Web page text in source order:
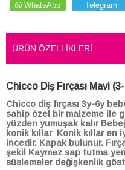
WhatsApp Telegram
ÜRÜN ÖZELLIKLERI
Chicco Diş Fırçası Mavi
Chicco diş fırçası 3y-6y
sahip özel bir malzeme ile
yüzden yumuşak kalır
konik kıllar Konik kıllar en
incedir. Kapak bulunur.
şekil Kaymaz sap tutma
süslemeler değişkenlik